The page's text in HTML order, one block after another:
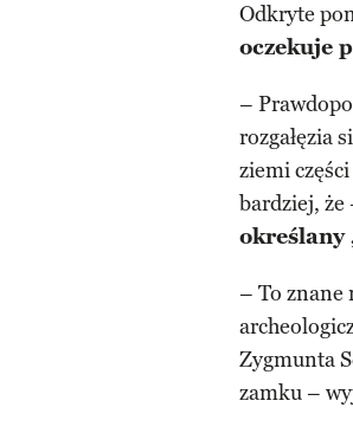
Odkryte
oczekuje
–
rozgałęzia
ziemi
bardziej, że
określany
– To znane
Zygmunta
zamku –